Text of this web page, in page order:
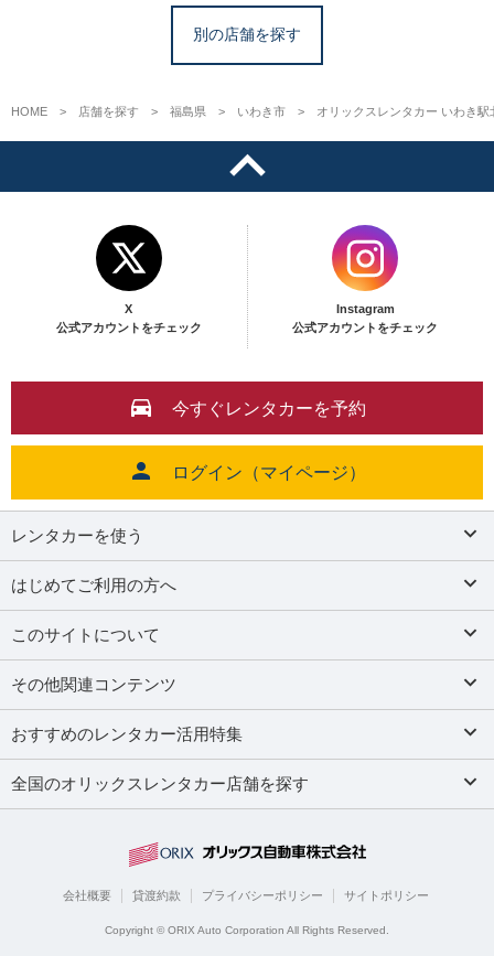
別の店舗を探す
HOME 店舗を探す 福島県 いわき市 オリックスレンタカー いわき駅
X
公式アカウントをチェック
Instagram
公式アカウントをチェック
今すぐレンタカーを予約
ログイン（マイページ）
レンタカーを使う
はじめてご利用の方へ
このサイトについて
その他関連コンテンツ
おすすめのレンタカー活用特集
全国のオリックスレンタカー店舗を探す
会社概要 貸渡約款 プライバシーポリシー サイトポリシー
Copyright © ORIX Auto Corporation All Rights Reserved.